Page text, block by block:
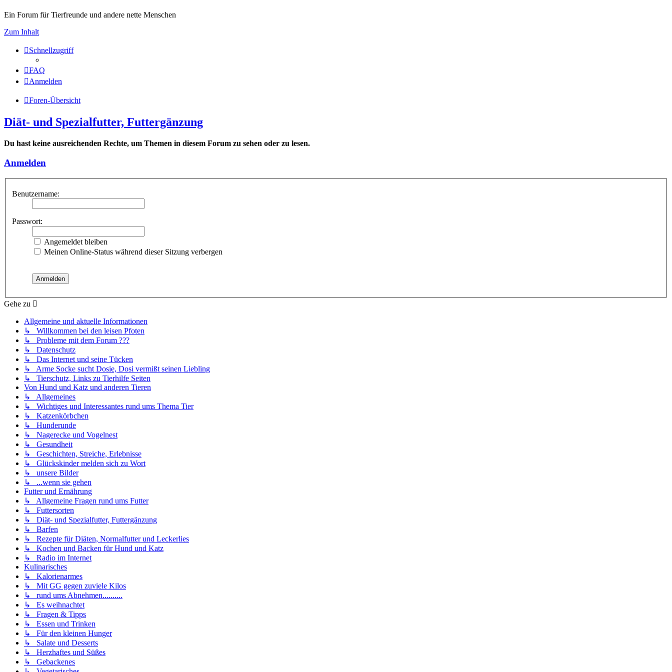
Ein Forum für Tierfreunde und andere nette Menschen
Zum Inhalt
Schnellzugriff
FAQ
Anmelden
Foren-Übersicht
Diät- und Spezialfutter, Futtergänzung
Du hast keine ausreichenden Rechte, um Themen in diesem Forum zu sehen oder zu lesen.
Anmelden
Benutzername:
Passwort:
Angemeldet bleiben
Meinen Online-Status während dieser Sitzung verbergen
Gehe zu
Allgemeine und aktuelle Informationen
↳ Willkommen bei den leisen Pfoten
↳ Probleme mit dem Forum ???
↳ Datenschutz
↳ Das Internet und seine Tücken
↳ Arme Socke sucht Dosie, Dosi vermißt seinen Liebling
↳ Tierschutz, Links zu Tierhilfe Seiten
Von Hund und Katz und anderen Tieren
↳ Allgemeines
↳ Wichtiges und Interessantes rund ums Thema Tier
↳ Katzenkörbchen
↳ Hunderunde
↳ Nagerecke und Vogelnest
↳ Gesundheit
↳ Geschichten, Streiche, Erlebnisse
↳ Glückskinder melden sich zu Wort
↳ unsere Bilder
↳ ...wenn sie gehen
Futter und Ernährung
↳ Allgemeine Fragen rund ums Futter
↳ Futtersorten
↳ Diät- und Spezialfutter, Futtergänzung
↳ Barfen
↳ Rezepte für Diäten, Normalfutter und Leckerlies
↳ Kochen und Backen für Hund und Katz
↳ Radio im Internet
Kulinarisches
↳ Kalorienarmes
↳ Mit GG gegen zuviele Kilos
↳ rund ums Abnehmen..........
↳ Es weihnachtet
↳ Fragen & Tipps
↳ Essen und Trinken
↳ Für den kleinen Hunger
↳ Salate und Desserts
↳ Herzhaftes und Süßes
↳ Gebackenes